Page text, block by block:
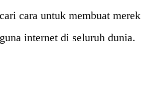
cara untuk membuat merek
internet di seluruh dunia.